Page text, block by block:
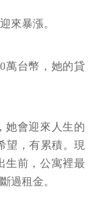
來暴漲。
萬台幣，她的貸
她會迎來人生的
望，有累積。現
生前，公寓裡最
過租金。